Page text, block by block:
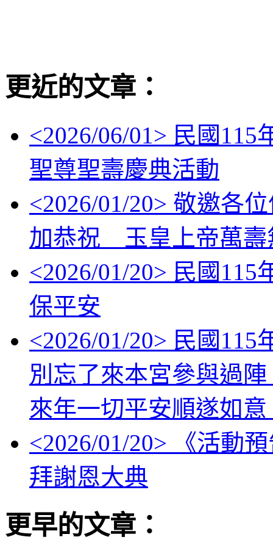
更近的文章：
<2026/06/01> 民國115
聖尊聖壽慶典活動
<2026/01/20> 敬邀各
加恭祝 玉皇上帝萬壽
<2026/01/20> 民國115
保平安
<2026/01/20> 民國115
別忘了來本宮參與過
來年一切平安順遂如
<2026/01/20> 《活動
拜謝恩大典
更早的文章：